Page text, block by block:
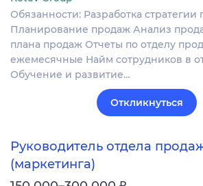
Обязанности: Разработка стратегии
Планирование продаж Анализ
плана продаж Отчеты по отделу
ежемесячные Найм сотрудников в
Обучение и развитие…
Откликнуться
Руководитель отдела
(маркетинга)